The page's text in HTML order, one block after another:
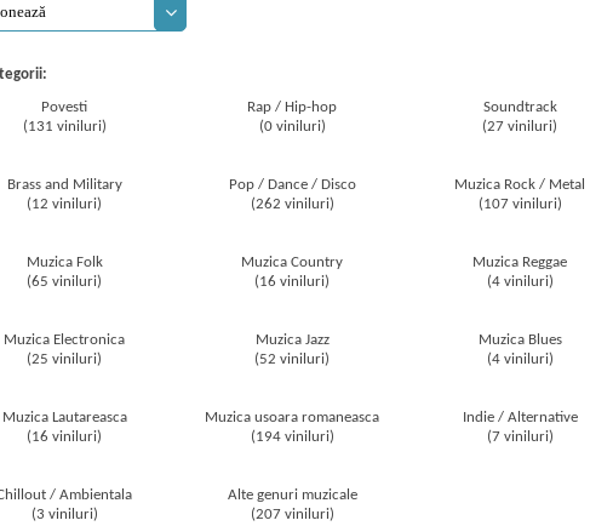
Povesti
(131 viniluri)
Rap / Hip-hop
(0 viniluri)
Soundtrack
(27 viniluri)
Brass and Military
(12 viniluri)
Pop / Dance / Disco
(262 viniluri)
Muzica Rock / Metal
(107 viniluri)
Muzica Folk
(65 viniluri)
Muzica Country
(16 viniluri)
Muzica Reggae
(4 viniluri)
Muzica Electronica
(25 viniluri)
Muzica Jazz
(52 viniluri)
Muzica Blues
(4 viniluri)
Muzica Lautareasca
(16 viniluri)
Muzica usoara romaneasca
(194 viniluri)
Indie / Alternative
(7 viniluri)
/ Ambientala
(3 viniluri)
Alte genuri muzicale
(207 viniluri)